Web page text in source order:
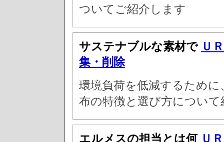
ついてご紹介します
サステナブルな素材で Ｕ
集・削除
環境負荷を低減するため
布の特徴と選び方につい
エルメスの担当とは何 Ｕ